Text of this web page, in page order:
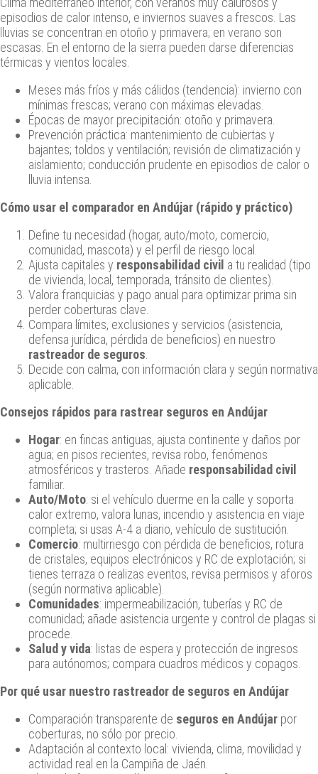
episodios de calor intenso, e inviernos suaves a frescos. Las
lluvias se concentran en otoño y primavera; en verano son
escasas. En el entorno de la sierra pueden darse diferencias
térmicas y vientos locales.
Meses más fríos y más cálidos (tendencia): invierno con
mínimas frescas; verano con máximas elevadas.
Épocas de mayor precipitación: otoño y primavera.
Prevención práctica: mantenimiento de cubiertas y
bajantes; toldos y ventilación; revisión de climatización y
aislamiento; conducción prudente en episodios de calor o
lluvia intensa.
Cómo usar el comparador en Andújar (rápido y práctico)
Define tu necesidad (hogar, auto/moto, comercio,
comunidad, mascota) y el perfil de riesgo local.
Ajusta capitales y responsabilidad civil a tu realidad (tipo
de vivienda, local, temporada, tránsito de clientes).
Valora franquicias y pago anual para optimizar prima sin
perder coberturas clave.
Compara límites, exclusiones y servicios (asistencia,
defensa jurídica, pérdida de beneficios) en nuestro
rastreador de seguros
Decide con calma, con información clara y según normativa
aplicable.
Consejos rápidos para rastrear seguros en Andújar
Hogar: en fincas antiguas, ajusta continente y daños por
agua; en pisos recientes, revisa robo, fenómenos
atmosféricos y trasteros. Añade responsabilidad civil
familiar.
Auto/Moto: si el vehículo duerme en la calle y soporta
calor extremo, valora lunas, incendio y asistencia en viaje
completa; si usas A-4 a diario, vehículo de sustitución.
Comercio: multirriesgo con pérdida de beneficios, rotura
de cristales, equipos electrónicos y RC de explotación; si
tienes terraza o realizas eventos, revisa permisos y aforos
(según normativa aplicable).
Comunidades: impermeabilización, tuberías y RC de
comunidad; añade asistencia urgente y control de plagas si
procede.
Salud y vida: listas de espera y protección de ingresos
para autónomos; compara cuadros médicos y copagos.
Por qué usar nuestro rastreador de seguros en Andújar
Comparación transparente de seguros en Andújar por
coberturas, no sólo por precio.
Adaptación al contexto local: vivienda, clima, movilidad y
actividad real en la Campiña de Jaén.